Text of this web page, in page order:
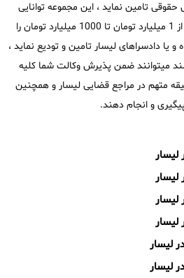
حقوقی تامین نماید ، این مجموعه توانایی
آنرا داشته که سند های ملکی از 1 میلیارد تومان تا 1000 میلیارد تومان را
یا دادسراهای لیسار تامین و تودیع نماید ،
میتوانند ضمن پذیرش وکالت شما کلیه
متهم در مراجع قضایی لیسار و همچنین
و انجام دهند.